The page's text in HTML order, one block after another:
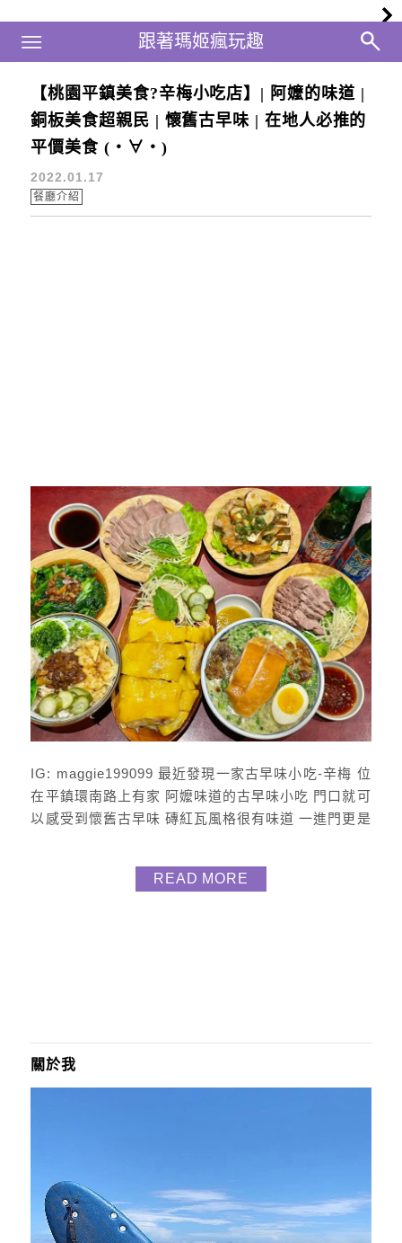
跟著瑪姬瘋玩趣
跟著瑪姬瘋玩趣
Main Menu
平鎮推薦餐廳
【桃園平鎮美食?辛梅小吃店】| 阿嬤的味道 |
銅板美食超親民 | 懷舊古早味 | 在地人必推的
平價美食 (・∀・)
2022.01.17
餐廳介紹
IG: maggie199099 最近發現一家古早味小吃-辛梅 位
在平鎮環南路上有家 阿嬤味道的古早味小吃 門口就可
以感受到懷舊古早味 磚紅瓦風格很有味道 一進門更是
所以店家防疫措施都有嚴格執行 量體溫噴酒精 可以很
放心！ 這裡招牌是他們文昌雞 飯麵類更是大碗實在
READ MORE
關於我